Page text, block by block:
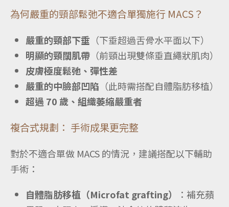
為何嚴重的頸部鬆弛不適合單獨施行 MACS？
嚴重的頸部下垂 （下垂超過舌骨水平面以下）
明顯的頸闊肌帶 （前頸出現雙條垂直繩狀肌肉）
皮膚極度鬆弛、彈性差
嚴重的中臉部凹陷 （此時需搭配自體脂肪移植）
超過 70 歲、組織萎縮嚴重者
複合式規劃： 手術成果更完整
對於不適合單做 MACS 的情況，建議搭配以下輔助
手術：
自體脂肪移植（Microfat grafting）
：補充蘋